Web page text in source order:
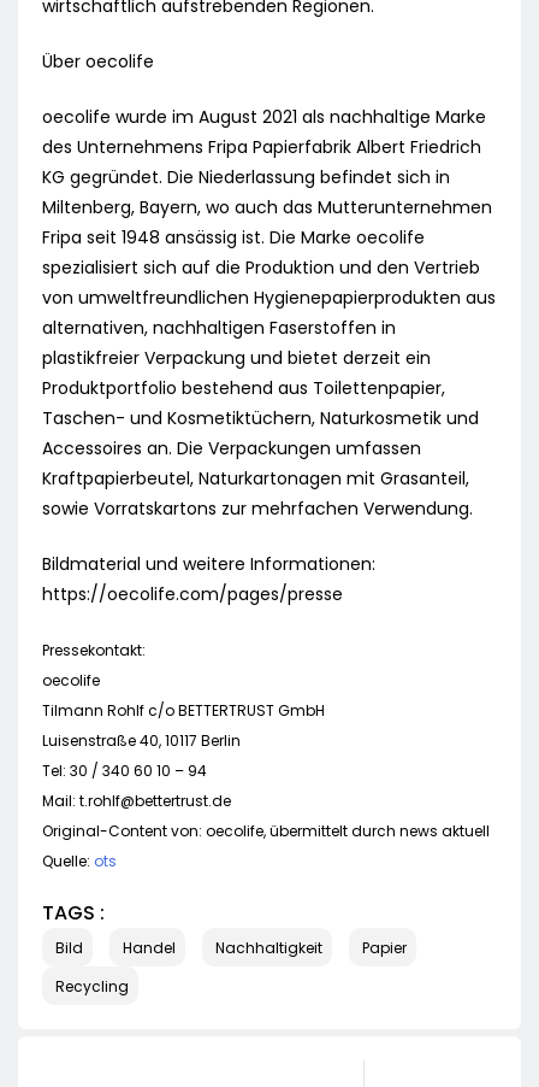
wirtschaftlich aufstrebenden Regionen.
Über oecolife
oecolife wurde im August 2021 als nachhaltige Marke
des Unternehmens Fripa Papierfabrik Albert Friedrich
KG gegründet. Die Niederlassung befindet sich in
Miltenberg, Bayern, wo auch das Mutterunternehmen
Fripa seit 1948 ansässig ist. Die Marke oecolife
spezialisiert sich auf die Produktion und den Vertrieb
von umweltfreundlichen Hygienepapierprodukten aus
alternativen, nachhaltigen Faserstoffen in
plastikfreier Verpackung und bietet derzeit ein
Produktportfolio bestehend aus Toilettenpapier,
Taschen- und Kosmetiktüchern, Naturkosmetik und
Accessoires an. Die Verpackungen umfassen
Kraftpapierbeutel, Naturkartonagen mit Grasanteil,
sowie Vorratskartons zur mehrfachen Verwendung.
Bildmaterial und weitere Informationen:
https://oecolife.com/pages/presse
Pressekontakt:
oecolife
Tilmann Rohlf c/o BETTERTRUST GmbH
Luisenstraße 40, 10117 Berlin
Tel: 30 / 340 60 10 – 94
Mail: t.rohlf@bettertrust.de
Original-Content von: oecolife, übermittelt durch news aktuell
Quelle: ots
TAGS :
Bild Handel Nachhaltigkeit
Papier
Recycling